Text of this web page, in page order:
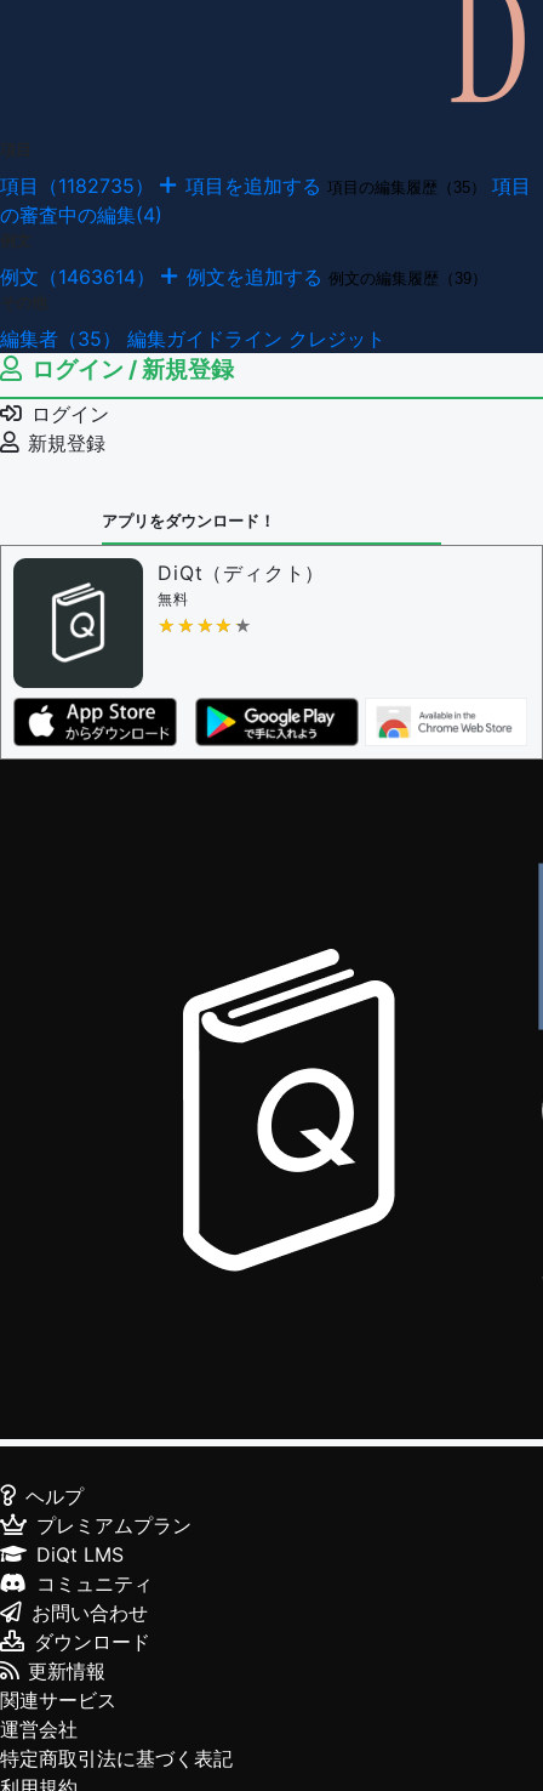
項目（1182735） 項目を追加する 項目の編集履歴（35）
項目
の審査中の編集(4)
例文（1463614） 例文を追加する 例文の編集履歴（39）
編集者（35） 編集ガイドライン クレジット
ログイン / 新規登録
ログイン
新規登録
アプリをダウンロード！
DiQt（ディクト）
無料
★★★★★
★★★★★
ヘルプ
プレミアムプラン
DiQt LMS
コミュニティ
お問い合わせ
ダウンロード
更新情報
関連サービス
運営会社
特定商取引法に基づく表記